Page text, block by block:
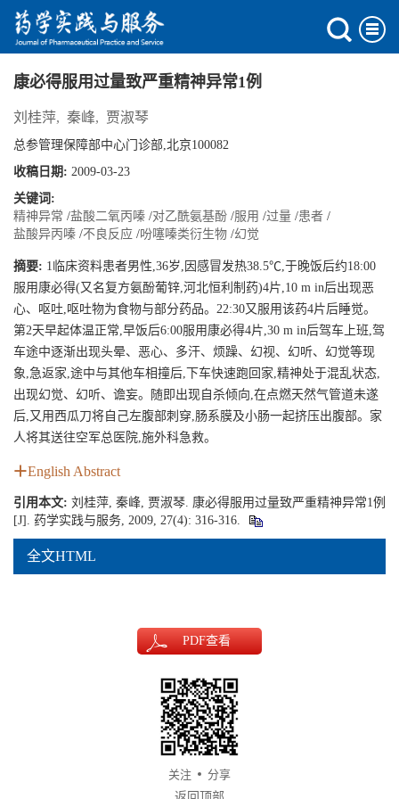
康必得服用过量致严重精神异常1例
刘桂萍, 秦峰, 贾淑琴
总参管理保障部中心门诊部,北京100082
收稿日期: 2009-03-23
关键词:
精神异常 /盐酸二氧丙嗪 /对乙酰氨基酚 /服用 /过量 /患者 /
盐酸异丙嗪 /不良反应 /吩噻嗪类衍生物 /幻觉
摘要: 1临床资料患者男性,36岁,因感冒发热38.5℃,于晚饭后约18:00
服用康必得(又名复方氨酚葡锌,河北恒利制药)4片,10 m in后出现恶
心、呕吐,呕吐物为食物与部分药品。22:30又服用该药4片后睡觉。
第2天早起体温正常,早饭后6:00服用康必得4片,30 m in后驾车上班,驾
车途中逐渐出现头晕、恶心、多汗、烦躁、幻视、幻听、幻觉等现
象,急返家,途中与其他车相撞后,下车快速跑回家,精神处于混乱状态,
出现幻觉、幻听、谵妄。随即出现自杀倾向,在点燃天然气管道未遂
后,又用西瓜刀将自己左腹部刺穿,肠系膜及小肠一起挤压出腹部。家
人将其送往空军总医院,施外科急救。
English Abstract
引用本文: 刘桂萍, 秦峰, 贾淑琴. 康必得服用过量致严重精神异常1例
[J]. 药学实践与服务, 2009, 27(4): 316-316.
全文HTML
PDF查看
关注
分享